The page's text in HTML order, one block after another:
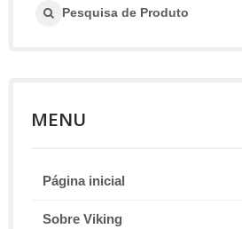
Pesquisa de Produto
MENU
Página inicial
Sobre Viking